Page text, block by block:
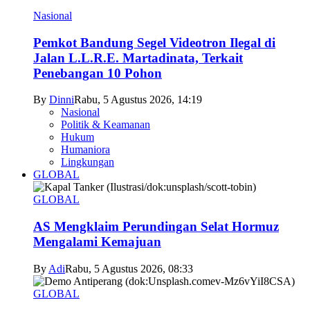
Nasional
Pemkot Bandung Segel Videotron Ilegal di
Jalan L.L.R.E. Martadinata, Terkait
Penebangan 10 Pohon
By DinniRabu, 5 Agustus 2026, 14:19
Nasional
Politik & Keamanan
Hukum
Humaniora
Lingkungan
GLOBAL
GLOBAL
AS Mengklaim Perundingan Selat Hormuz
Mengalami Kemajuan
By AdiRabu, 5 Agustus 2026, 08:33
GLOBAL